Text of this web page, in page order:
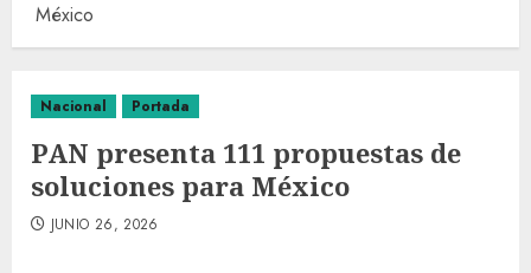
México
Nacional Portada
PAN presenta 111 propuestas de
soluciones para México
JUNIO 26, 2026